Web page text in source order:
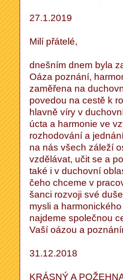
27.1.2019
Milí přátelé,
dnešním dnem byla
Oáza poznání,
zaměřena na
povedou na cestě k
hlavně víry v
úcta a harmonie ve
rozhodování a
na nás všech záleží
vzdělávat, učit se a
také i v duchovní
čeho chceme v
šanci rozvoji své
mysli a
najdeme společnou
Vaší oázou a
31.12.2018
KRÁSNÝ A